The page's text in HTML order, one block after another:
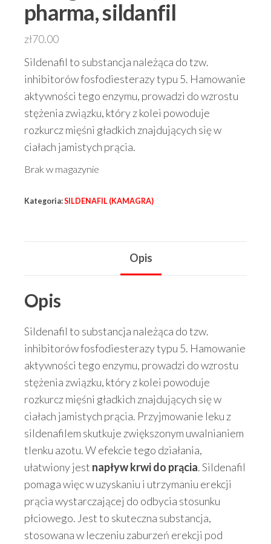
pharma, sildanfil
zł70.00
Sildenafil to substancja należąca do tzw.
inhibitorów fosfodiesterazy typu 5. Hamowanie
aktywności tego enzymu, prowadzi do wzrostu
stężenia związku, który z kolei powoduje
rozkurcz mięśni gładkich znajdujących się w
ciałach jamistych prącia.
Brak w magazynie
Kategoria:SILDENAFIL (KAMAGRA)
Opis
Opis
Sildenafil to substancja należąca do tzw.
inhibitorów fosfodiesterazy typu 5. Hamowanie
aktywności tego enzymu, prowadzi do wzrostu
stężenia związku, który z kolei powoduje
rozkurcz mięśni gładkich znajdujących się w
ciałach jamistych prącia. Przyjmowanie leku z
sildenafilem skutkuje zwiększonym uwalnianiem
tlenku azotu. W efekcie tego działania,
ułatwiony jest napływ krwi do prącia. Sildenafil
pomaga więc w uzyskaniu i utrzymaniu erekcji
prącia wystarczającej do odbycia stosunku
płciowego. Jest to skuteczna substancja,
stosowana w leczeniu zaburzeń erekcji pod